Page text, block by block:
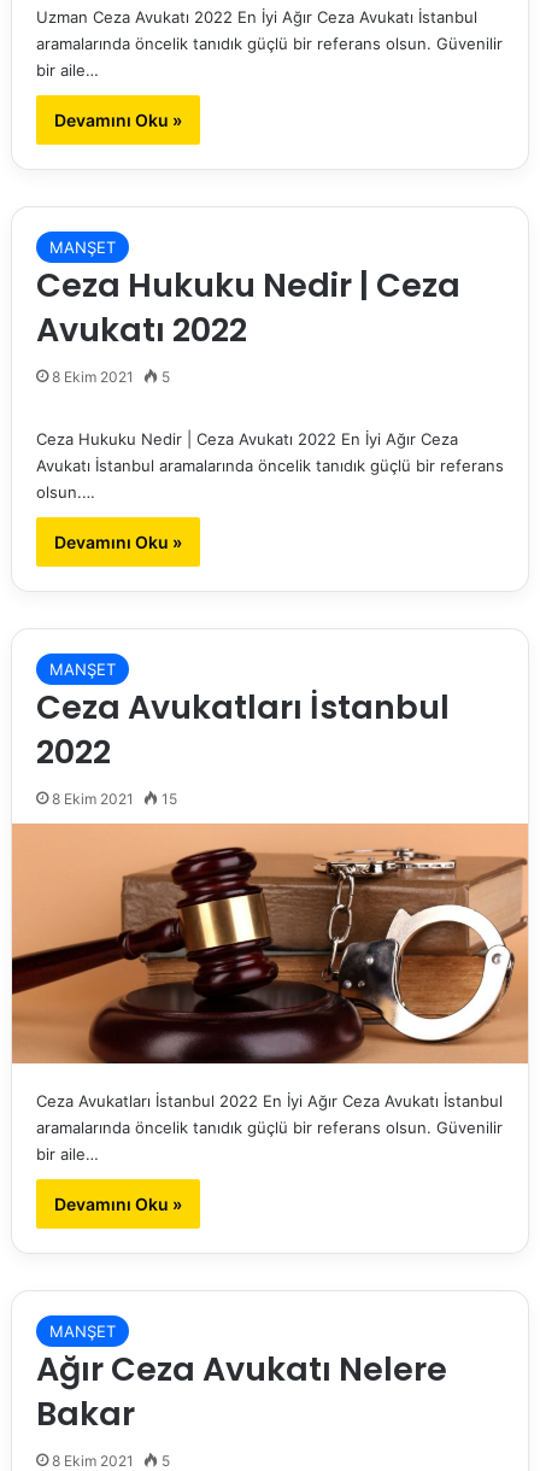
Uzman Ceza Avukatı 2022 En İyi Ağır Ceza Avukatı İstanbul
aramalarında öncelik tanıdık güçlü bir referans olsun. Güvenilir
bir aile…
Devamını Oku »
MANŞET
Ceza Hukuku Nedir | Ceza
Avukatı 2022
8 Ekim 2021 5
Ceza Hukuku Nedir | Ceza Avukatı 2022 En İyi Ağır Ceza
Avukatı İstanbul aramalarında öncelik tanıdık güçlü bir referans
olsun.…
Devamını Oku »
MANŞET
Ceza Avukatları İstanbul
2022
8 Ekim 2021 15
Ceza Avukatları İstanbul 2022 En İyi Ağır Ceza Avukatı İstanbul
aramalarında öncelik tanıdık güçlü bir referans olsun. Güvenilir
bir aile…
Devamını Oku »
MANŞET
Ağır Ceza Avukatı Nelere
Bakar
8 Ekim 2021 5